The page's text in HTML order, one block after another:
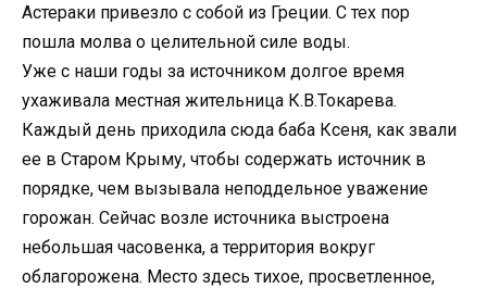
Астераки привезло с собой из Греции. С тех пор
пошла молва о целительной силе воды.
Уже с наши годы за источником долгое время
ухаживала местная жительница К.В.Токарева.
Каждый день приходила сюда баба Ксеня, как звали
ее в Старом Крыму, чтобы содержать источник в
порядке, чем вызывала неподдельное уважение
горожан. Сейчас возле источника выстроена
небольшая часовенка, а территория вокруг
облагорожена. Место здесь тихое, просветленное,